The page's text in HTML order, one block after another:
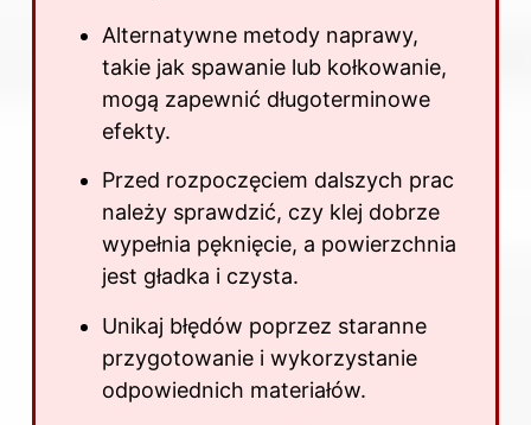
Alternatywne metody naprawy,
takie jak spawanie lub kołkowanie,
mogą zapewnić długoterminowe
efekty.
Przed rozpoczęciem dalszych prac
należy sprawdzić, czy klej dobrze
wypełnia pęknięcie, a powierzchnia
jest gładka i czysta.
Unikaj błędów poprzez staranne
przygotowanie i wykorzystanie
odpowiednich materiałów.